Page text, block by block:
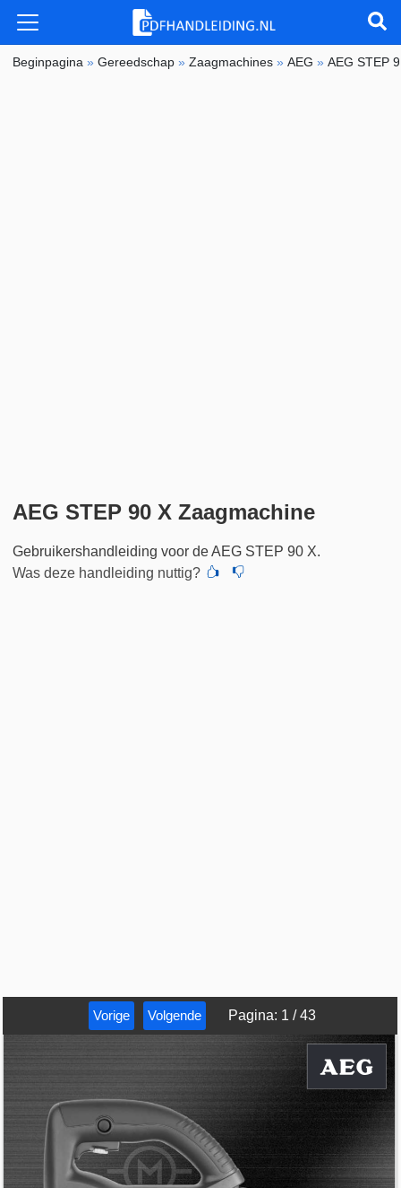
Beginpagina »Gereedschap »Zaagmachines »AEG »AEG STEP
AEG STEP 90 X Zaagmachine
Gebruikershandleiding voor de AEG STEP 90 X.
Was deze handleiding nuttig?
Vorige Volgende Pagina: 1 /43